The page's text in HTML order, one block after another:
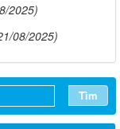
2025)
08/2025)
Tìm